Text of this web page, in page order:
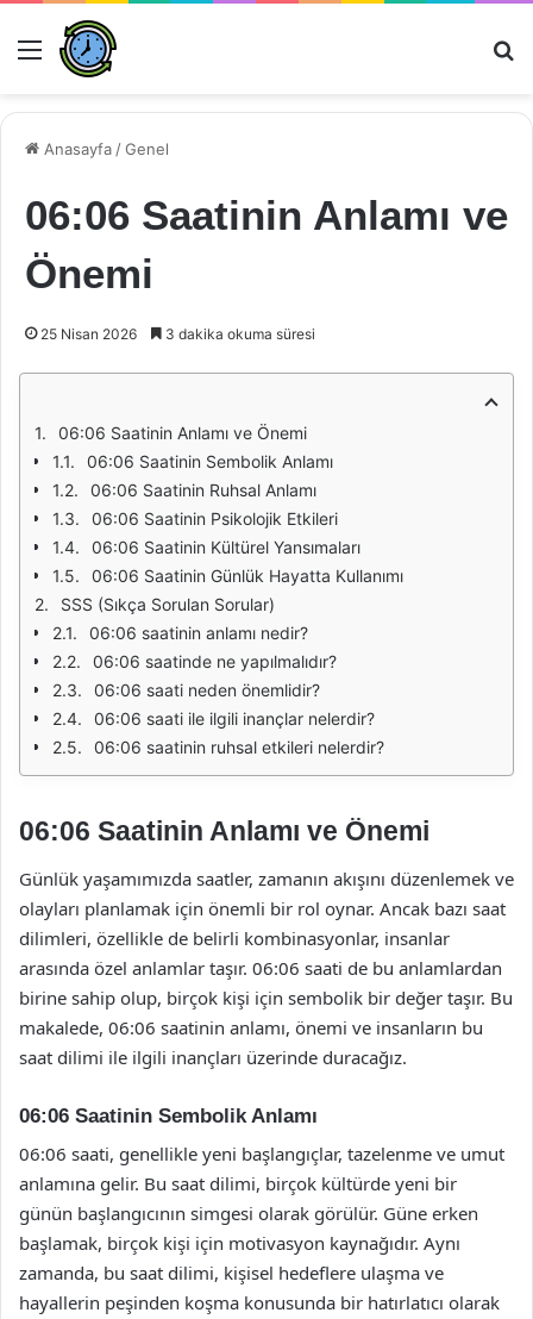
Menü
Anasayfa /Genel
06:06 Saatinin Anlamı ve
Önemi
25 Nisan 2026 3 dakika okuma süresi
06:06 Saatinin Anlamı ve Önemi
06:06 Saatinin Sembolik Anlamı
06:06 Saatinin Ruhsal Anlamı
06:06 Saatinin Psikolojik Etkileri
06:06 Saatinin Kültürel Yansımaları
06:06 Saatinin Günlük Hayatta Kullanımı
SSS (Sıkça Sorulan Sorular)
06:06 saatinin anlamı nedir?
06:06 saatinde ne yapılmalıdır?
06:06 saati neden önemlidir?
06:06 saati ile ilgili inançlar nelerdir?
06:06 saatinin ruhsal etkileri nelerdir?
06:06 Saatinin Anlamı ve Önemi
Günlük yaşamımızda saatler, zamanın akışını düzenlemek ve
olayları planlamak için önemli bir rol oynar. Ancak bazı saat
dilimleri, özellikle de belirli kombinasyonlar, insanlar
arasında özel anlamlar taşır. 06:06 saati de bu anlamlardan
birine sahip olup, birçok kişi için sembolik bir değer taşır. Bu
makalede, 06:06 saatinin anlamı, önemi ve insanların bu
saat dilimi ile ilgili inançları üzerinde duracağız.
06:06 Saatinin Sembolik Anlamı
06:06 saati, genellikle yeni başlangıçlar, tazelenme ve umut
anlamına gelir. Bu saat dilimi, birçok kültürde yeni bir
günün başlangıcının simgesi olarak görülür. Güne erken
başlamak, birçok kişi için motivasyon kaynağıdır. Aynı
zamanda, bu saat dilimi, kişisel hedeflere ulaşma ve
hayallerin peşinden koşma konusunda bir hatırlatıcı olarak